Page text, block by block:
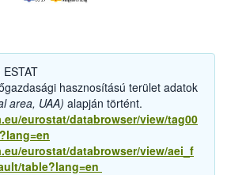
hasznosítású terület adatok
area, UAA) alapján történt.
eurostat/databrowser/view/tag00
eurostat/databrowser/view/aei_f
table?lang=en